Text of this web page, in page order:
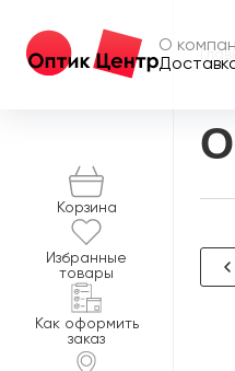
О
Корзина
Избранные
товары
Как оформить
заказ